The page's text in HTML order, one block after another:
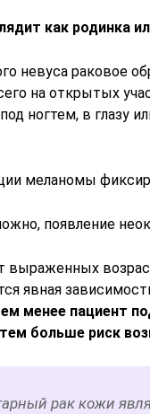
как родинка
невуса раковое
на открытых
ногтем, в глазу
меланомы
появление
выраженных
явная
менее пациент
тем больше риск
рак кожи